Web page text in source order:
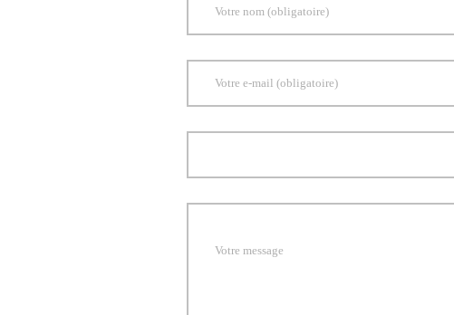
Votre nom (obligatoire)
Votre e-mail (obligatoire)
Votre message